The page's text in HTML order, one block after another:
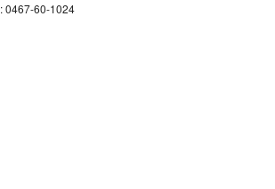
0467-60-1024